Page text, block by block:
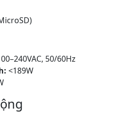
50/60Hz
<189W